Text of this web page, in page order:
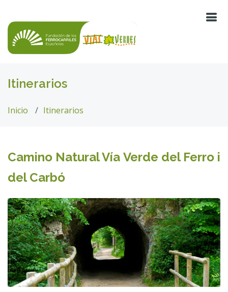
Itinerarios
Inicio Itinerarios
Camino Natural Vía Verde del Ferro i
del Carbó